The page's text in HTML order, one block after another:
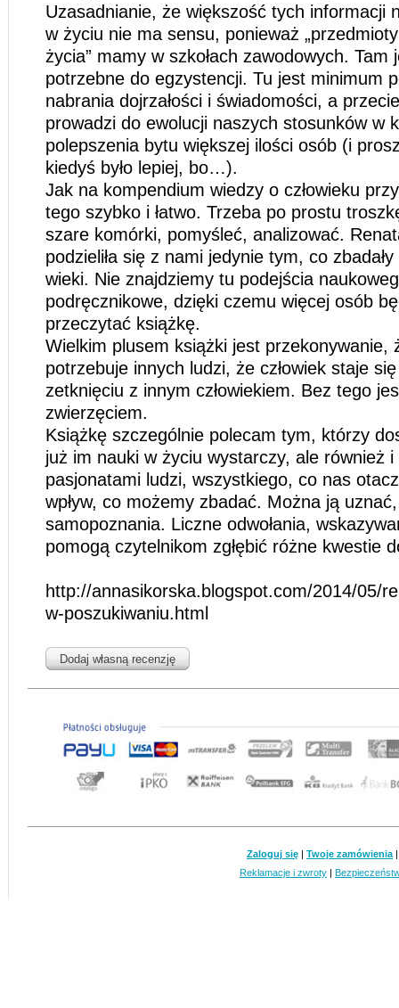
Uzasadnianie, że większość tych informacji
w życiu nie ma sensu, ponieważ
życia” mamy w szkołach zawodowych. Tam
potrzebne do egzystencji. Tu jest minimum
nabrania dojrzałości i świadomości, a
prowadzi do ewolucji naszych stosunków w
polepszenia bytu większej ilości osób (i
kiedyś było lepiej, bo…).
Jak na kompendium wiedzy o człowieku
tego szybko i łatwo. Trzeba po prostu
szare komórki, pomyśleć, analizować.
podzieliła się z nami jedynie tym, co
wieki. Nie znajdziemy tu podejścia
podręcznikowe, dzięki czemu więcej osób
przeczytać książkę.
Wielkim plusem książki jest przekonywanie,
potrzebuje innych ludzi, że człowiek staje się
zetknięciu z innym człowiekiem. Bez tego
zwierzęciem.
Książkę szczególnie polecam tym, którzy
już im nauki w życiu wystarczy, ale również
pasjonatami ludzi, wszystkiego, co nas
wpływ, co możemy zbadać. Można ją
samopoznania. Liczne odwołania,
pomogą czytelnikom zgłębić różne kwestie
http://annasikorska.blogspot.com/2014/05/
w-poszukiwaniu.html
Dodaj własną recenzję
Zaloguj się | Twoje zamówienia
Reklamacje i zwroty |